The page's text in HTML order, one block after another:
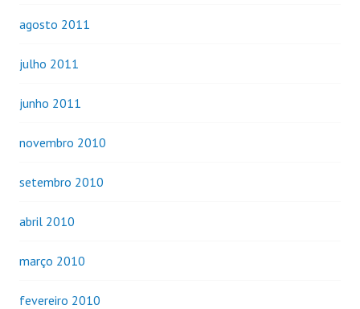
agosto 2011
julho 2011
junho 2011
novembro 2010
setembro 2010
abril 2010
março 2010
fevereiro 2010